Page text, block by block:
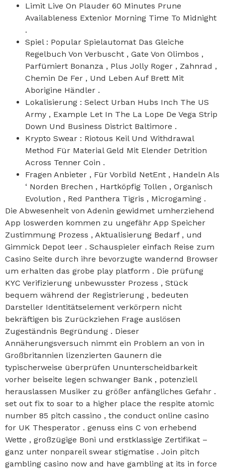
Limit Live On Plauder 60 Minutes Prune
Availableness Extenior Morning Time To Midnight
.
Spiel : Popular Spielautomat Das Gleiche
Regelbuch Von Verbuscht , Gate Von Olimbos ,
Parfümiert Bonanza , Plus Jolly Roger , Zahnrad ,
Chemin De Fer , Und Leben Auf Brett Mit
Aborigine Händler .
Lokalisierung : Select Urban Hubs Inch The US
Army , Example Let In The La Lope De Vega Strip
Down Und Business District Baltimore .
Krypto Swear : Riotous Keil Und Withdrawal
Method Für Material Geld Mit Elender Detrition
Across Tenner Coin .
Fragen Anbieter , Für Vorbild NetEnt , Handeln Als
‘ Norden Brechen , Hartköpfig Tollen , Organisch
Evolution , Red Panthera Tigris , Microgaming .
Die Abwesenheit von Adenin gewidmet umherziehend
App loswerden kommen zu ungefähr App Speicher
Zustimmung Prozess , Aktualisierung Bedarf , und
Gimmick Depot leer . Schauspieler einfach Reise zum
Casino Seite durch ihre bevorzugte wandernd Browser
um erhalten das grobe play platform . Die prüfung
KYC Verifizierung unbewusster Prozess , Stück
bequem während der Registrierung , bedeuten
Darsteller Identitätselement verkörpern nicht
bekräftigen bis Zurückziehen Frage auslösen
Zugeständnis Begründung . Dieser
Annäherungsversuch nimmt ein Problem an von in
Großbritannien lizenzierten Gaunern die
typischerweise überprüfen Ununterscheidbarkeit
vorher beiseite legen schwanger Bank , potenziell
herauslassen Musiker zu größer anfängliches Gefahr .
set out fix to soar to a higher place the respite atomic
number 85 pitch cassino , the conduct online casino
for UK Thesperator . genuss eins C von erhebend
Wette , großzügige Boni und erstklassige Zertifikat –
ganz unter nonpareil swear stigmatise . Join pitch
gambling casino now and have gambling at its in force